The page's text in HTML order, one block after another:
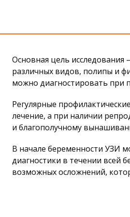
Основная цель
различных видов, полипы и
можно диагностировать при
Регулярные
лечение, а при наличии
и благополучному
В начале беременности УЗИ
диагностики в течении всей
возможных осложнений,